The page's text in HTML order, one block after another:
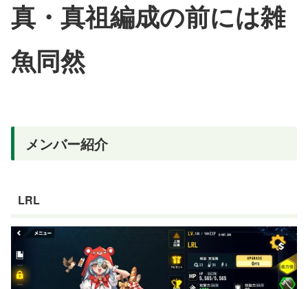
真・真祖編成の前には雑
魚同然
メンバー紹介
LRL